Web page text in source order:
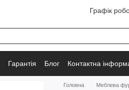
Графік
Гарантія Блог Контактна
Головна Меблева